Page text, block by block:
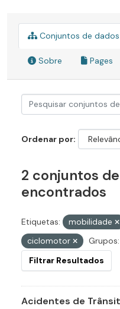
Conjuntos de dados
Sobre Pages
Ordenar por
2 conjuntos
encontrados
Etiquetas: mobilidade
ciclomotor
Grupos:
Filtrar Resultados
Acidentes de